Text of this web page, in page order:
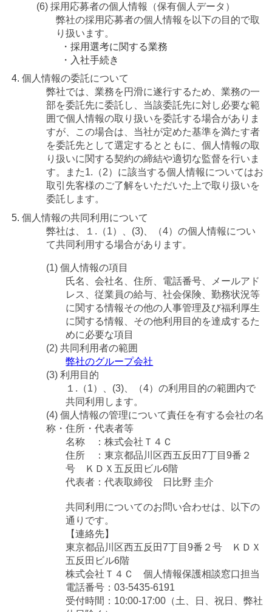
(6) 採用応募者の個人情報（保有個人データ）
弊社の採用応募者の個人情報を以下の目的で取
り扱います。
・採用選考に関する業務
・入社手続き
個人情報の委託について
弊社では、業務を円滑に遂行するため、業務の一
部を委託先に委託し、当該委託先に対し必要な範
囲で個人情報の取り扱いを委託する場合がありま
すが、この場合は、当社が定めた基準を満たす者
を委託先として選定するとともに、個人情報の取
り扱いに関する契約の締結や適切な監督を行いま
す。また1.（2）に該当する個人情報についてはお
取引先客様のご了解をいただいた上で取り扱いを
委託します。
個人情報の共同利用について
弊社は、１.（1）、(3)、（4）の個人情報につい
て共同利用する場合があります。
(1) 個人情報の項目
氏名、会社名、住所、電話番号、メールアド
レス、従業員の給与、社会保険、勤務状況等
に関する情報その他の人事管理及び福利厚生
に関する情報、その他利用目的を達成するた
めに必要な項目
(2) 共同利用者の範囲
弊社のグループ会社
(3) 利用目的
１.（1）、(3)、（4）の利用目的の範囲内で
共同利用します。
(4) 個人情報の管理について責任を有する会社の名
称・住所・代表者等
名称 ：株式会社Ｔ４Ｃ
住所 ：東京都品川区西五反田7丁目9番２
号 ＫＤＸ五反田ビル6階
代表者：代表取締役 日比野 圭介
共同利用についてのお問い合わせは、以下の
通りです。
【連絡先】
東京都品川区西五反田7丁目9番２号 ＫＤＸ
五反田ビル6階
株式会社Ｔ４Ｃ 個人情報保護相談窓口担当
電話番号：03-5435-6191
受付時間：10:00-17:00（土、日、祝日、弊社